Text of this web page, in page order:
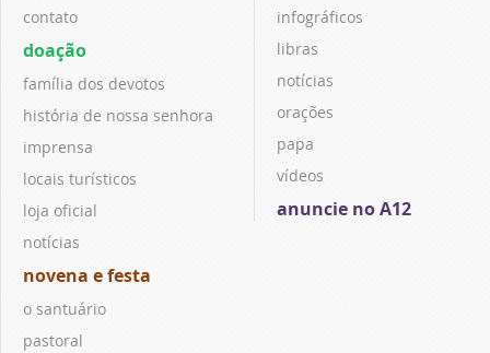
contato
doação
família dos devotos
história de nossa senhora
imprensa
locais turísticos
loja oficial
notícias
novena e festa
o santuário
pastoral
infográficos
libras
notícias
orações
papa
vídeos
anuncie no A12